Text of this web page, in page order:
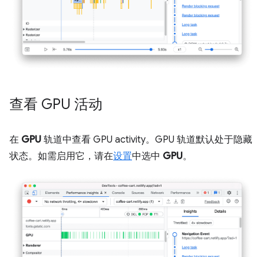
查看 GPU 活动
在 GPU 轨道中查看 GPU activity。GPU 轨道默认处于隐藏
状态。如需启用它，请在设置中选中 GPU。